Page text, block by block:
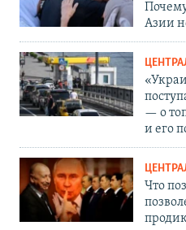
Азии
— о
и его
Что